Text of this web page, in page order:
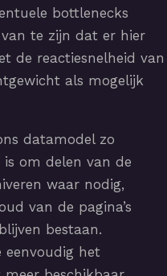
bottlenecks
te zijn dat er hier
de reactiesnelheid van
als mogelijk
datamodel zo
om delen van de
waar nodig,
van de pagina’s
bestaan.
het